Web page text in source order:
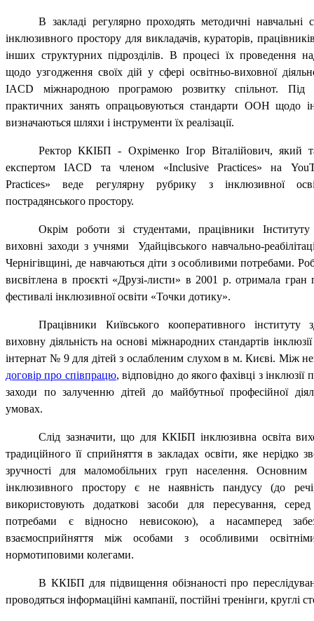
В закладі регулярно проходять методичні навчальні
інклюзивного простору для викладачів, кураторів,
інших структурних підрозділів. В процесі їх проведення
щодо узгодження своїх дій у сфері освітньо-виховної
IACD міжнародною програмою розвитку спільнот. Під
практичних занять опрацьовуються стандарти ООН щодо
визначаються шляхи і інструменти їх реалізації.
Ректор ККІБП - Охріменко Ігор Віталійович, який
експертом IACD та членом «Inclusive Practices» на
Practices» веде регулярну рубрику з інклюзивної
пострадянського простору.
Окрім роботи зі студентами, працівники Інституту
виховні заходи з учнями Удайцівського навчально-
Чернігівщині, де навчаються діти з особливими потребами.
висвітлена в проєкті «Друзі-листи» в 2001 р. отримала
фестивалі інклюзивної освіти «Точки дотику».
Працівники Київського кооперативного інституту
виховну діяльність на основі міжнародних стандартів
інтернат № 9 для дітей з ослабленим слухом в м. Києві. Між
договір про співпрацю, відповідно до якого фахівці з інклюзії
заходи по залученню дітей до майбутньої професійної
умовах.
Слід зазначити, що для ККІБП інклюзивна освіта
традиційного її сприйняття в закладах освіти, яке нерідко
зручності для маломобільних груп населення. Основним
інклюзивного простору є не наявність пандусу (до
використовують додаткові засоби для пересування,
потребами є відносно невисокою), а насамперед
взаємосприйняття між особами з особливими
нормотиповими колегами.
В ККІБП для підвищення обізнаності про
проводяться інформаційні кампанії, постійні тренінги, круглі